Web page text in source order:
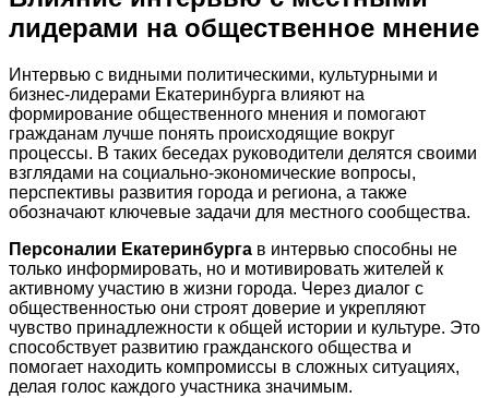
лидерами на общественное мнение
Интервью с видными политическими, культурными и
бизнес-лидерами Екатеринбурга влияют на
формирование общественного мнения и помогают
гражданам лучше понять происходящие вокруг
процессы. В таких беседах руководители делятся своими
взглядами на социально-экономические вопросы,
перспективы развития города и региона, а также
обозначают ключевые задачи для местного сообщества.
Персоналии Екатеринбурга в интервью способны не
только информировать, но и мотивировать жителей к
активному участию в жизни города. Через диалог с
общественностью они строят доверие и укрепляют
чувство принадлежности к общей истории и культуре. Это
способствует развитию гражданского общества и
помогает находить компромиссы в сложных ситуациях,
делая голос каждого участника значимым.